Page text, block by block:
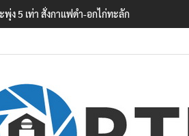
องค์ความรู้การค้าเสรีรับมือระเบียบโลกใหม่